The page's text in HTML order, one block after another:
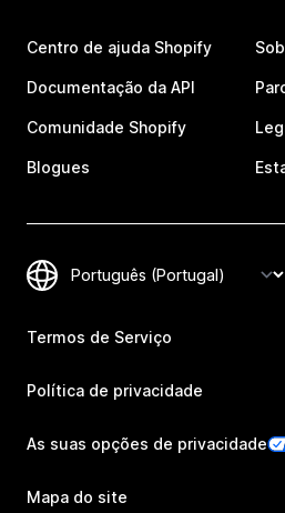
Centro de ajuda Shopify
Documentação da API
Comunidade Shopify
Blogues
Termos de Serviço
Política de privacidade
As suas opções de privacidade
Mapa do site